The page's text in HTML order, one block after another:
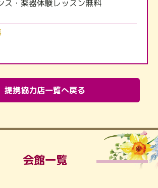
ス・楽器体験レッスン無料
提携協力店一覧へ戻る
会館一覧